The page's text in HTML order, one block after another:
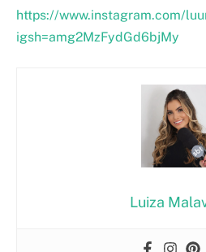
https://www.instagram.com/
igsh=amg2MzFydGd6bjMy
Luiza